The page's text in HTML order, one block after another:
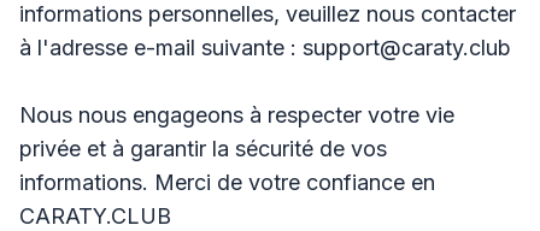
informations personnelles, veuillez nous contacter
à l'adresse e-mail suivante : support@caraty.club
Nous nous engageons à respecter votre vie
privée et à garantir la sécurité de vos
informations. Merci de votre confiance en
CARATY.CLUB